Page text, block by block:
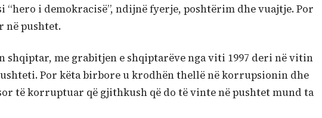
“hero i demokracisë”, ndijnë fyerje, poshtërim dhe vuajtje. Por
në pushtet.
shqiptar, me grabitjen e shqiptarëve nga viti 1997 deri në vitin
Por këta birbore u krodhën thellë në korrupsionin dhe
të korruptuar që gjithkush që do të vinte në pushtet mund ta